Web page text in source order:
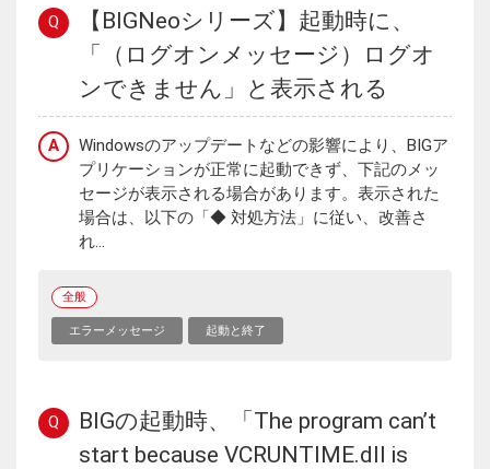
Q
【BIGNeoシリーズ】起動時に、
「（ログオンメッセージ）ログオ
ンできません」と表示される
A
Windowsのアップデートなどの影響により、BIGア
プリケーションが正常に起動できず、下記のメッ
セージが表示される場合があります。表示された
場合は、以下の「◆ 対処方法」に従い、改善さ
れ...
全般
エラーメッセージ 起動と終了
Q
BIGの起動時、「The program can’t
start because VCRUNTIME.dll is